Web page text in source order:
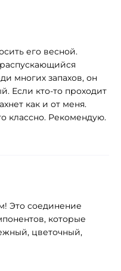
его весной.
многих запахов, он
Если кто-то проходит
как и от меня.
классно. Рекомендую.
Это соединение
которые
цветочный,